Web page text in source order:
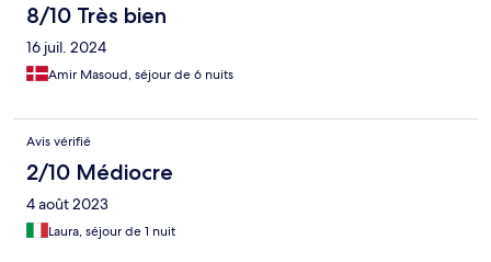
8/10 Très bien
16 juil. 2024
Amir Masoud, séjour de 6 nuits
Avis vérifié
2/10 Médiocre
4 août 2023
Laura, séjour de 1 nuit